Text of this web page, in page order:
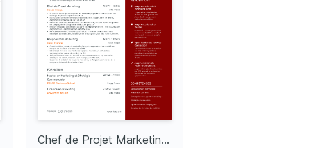
Chef de Projet Marketing Senior